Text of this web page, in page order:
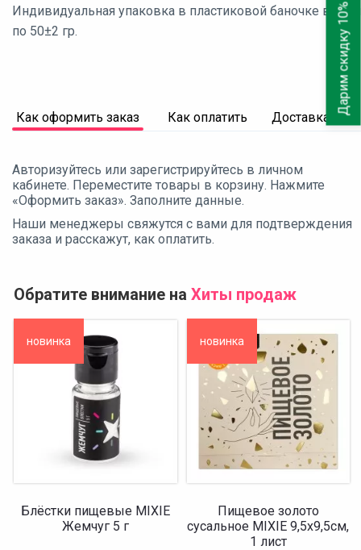
Индивидуальная упаковка в пластиковой баночке весом
по 50±2 гр.
Как оформить заказ Как оплатить Доставка
Авторизуйтесь или зарегистрируйтесь в личном
кабинете. Переместите товары в корзину. Нажмите
«Оформить заказ». Заполните данные.
Наши менеджеры свяжутся с вами для подтверждения
заказа и расскажут, как оплатить.
Обратите внимание на Хиты продаж
новинка
Блёстки пищевые MIXIE
Жемчуг 5 г
новинка
Пищевое золото
сусальное MIXIE 9,5х9,5см,
1 лист
Дарим скидку 10%